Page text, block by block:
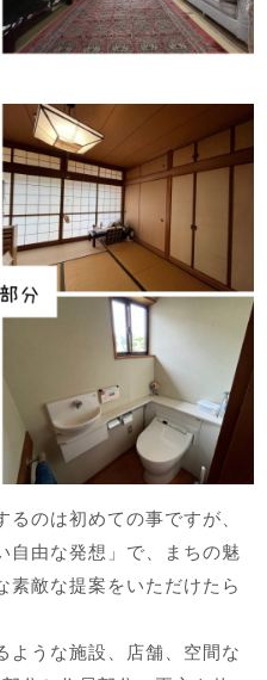
のは初めての事ですが、
自由な発想」で、まちの魅
素敵な提案をいただけたら
ような施設、店舗、空間な